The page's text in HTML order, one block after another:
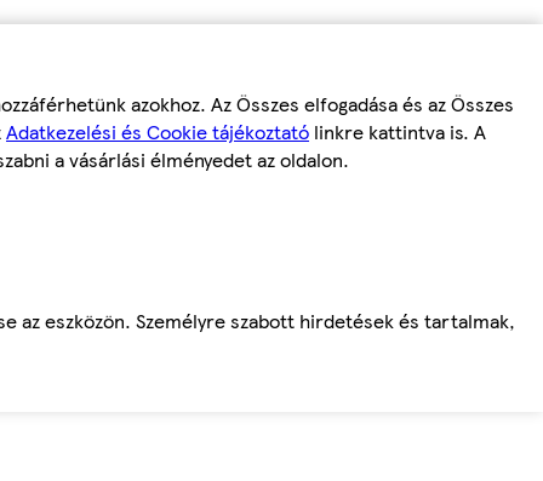
azokhoz. Az Összes elfogadása és az Összes
Adatkezelési és Cookie tájékoztató linkre kattintva is. A
a vásárlási élményedet az oldalon.
az eszközön. Személyre szabott hirdetések és tartalmak,